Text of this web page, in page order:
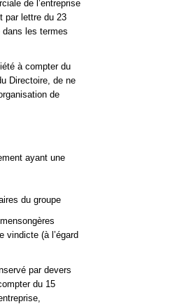
de l’entreprise
par lettre du 23
les termes
à compter du
Directoire, de ne
de
ayant une
du groupe
vindicte (à l’égard
par devers
du 15